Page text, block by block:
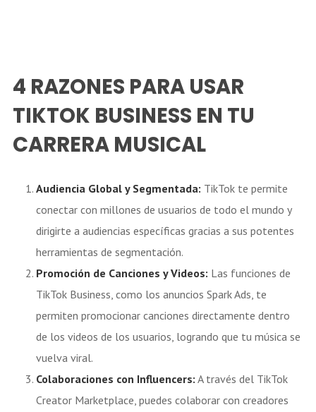
4 RAZONES PARA USAR
TIKTOK BUSINESS EN TU
CARRERA MUSICAL
Audiencia Global y Segmentada: TikTok te permite
conectar con millones de usuarios de todo el mundo y
dirigirte a audiencias específicas gracias a sus potentes
herramientas de segmentación.
Promoción de Canciones y Videos: Las funciones de
TikTok Business, como los anuncios Spark Ads, te
permiten promocionar canciones directamente dentro
de los videos de los usuarios, logrando que tu música se
vuelva viral.
Colaboraciones con Influencers: A través del TikTok
Creator Marketplace, puedes colaborar con creadores